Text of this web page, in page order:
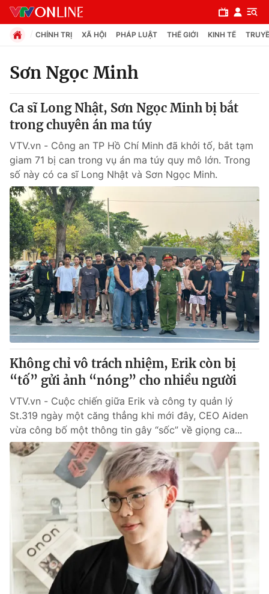
Chuyên mục
Chính trị
Xã hội
Pháp luật
Y tế
Thế giới
Tin tức
Thế giới đó đây
Câu chuyện quốc tế
Kinh tế
Tài chính
Thị trường
Góc doanh nghiệp
Dữ liệu và đời sống
Truyền hình
Phim VTV
Hậu trường
Nhân vật
Khán giả
Giải sao mai
Giải trí
Điện ảnh
Âm nhạc
Sao
Đời sống
Du lịch
Làm đẹp
Chất lượng cuộc sống
Giáo dục
Tuyển sinh
Học trực tuyến
Công nghệ
Hitech Công nghệ tương lai
Sản phẩm
Thị trường
Giao lưu trực tuyến
Lịch phát sóng
CHÍNH TRỊ XÃ HỘI PHÁP LUẬT THẾ GIỚI KINH TẾ
Sơn Ngọc Minh
Ca sĩ Long Nhật, Sơn Ngọc Minh bị bắt
trong chuyên án ma túy
VTV.vn - Công an TP Hồ Chí Minh đã khởi tố, bắt tạm
giam 71 bị can trong vụ án ma túy quy mô lớn. Trong
số này có ca sĩ Long Nhật và Sơn Ngọc Minh.
Không chỉ vô trách nhiệm, Erik còn bị
“tố” gửi ảnh “nóng” cho nhiều người
VTV.vn - Cuộc chiến giữa Erik và công ty quản lý
St.319 ngày một căng thẳng khi mới đây, CEO Aiden
vừa công bố một thông tin gây “sốc” về giọng ca...